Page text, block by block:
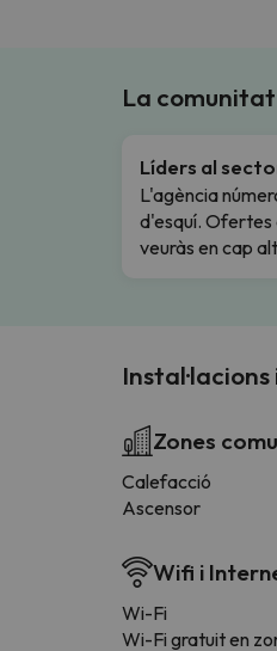
La
Líders al
L'agència
d'esquí. Ofertes
veuràs en cap
Zones
Calefacció
Ascensor
Wifi i
Wi-Fi
Wi-Fi gratuit en